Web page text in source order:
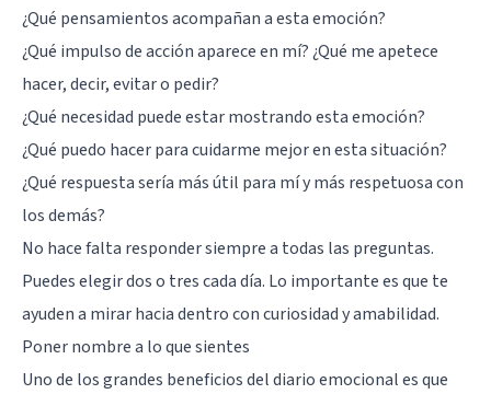
¿Qué pensamientos acompañan a esta emoción?
¿Qué impulso de acción aparece en mí? ¿Qué me apetece
hacer, decir, evitar o pedir?
¿Qué necesidad puede estar mostrando esta emoción?
¿Qué puedo hacer para cuidarme mejor en esta situación?
¿Qué respuesta sería más útil para mí y más respetuosa con
los demás?
No hace falta responder siempre a todas las preguntas.
Puedes elegir dos o tres cada día. Lo importante es que te
ayuden a mirar hacia dentro con curiosidad y amabilidad.
Poner nombre a lo que sientes
Uno de los grandes beneficios del diario emocional es que